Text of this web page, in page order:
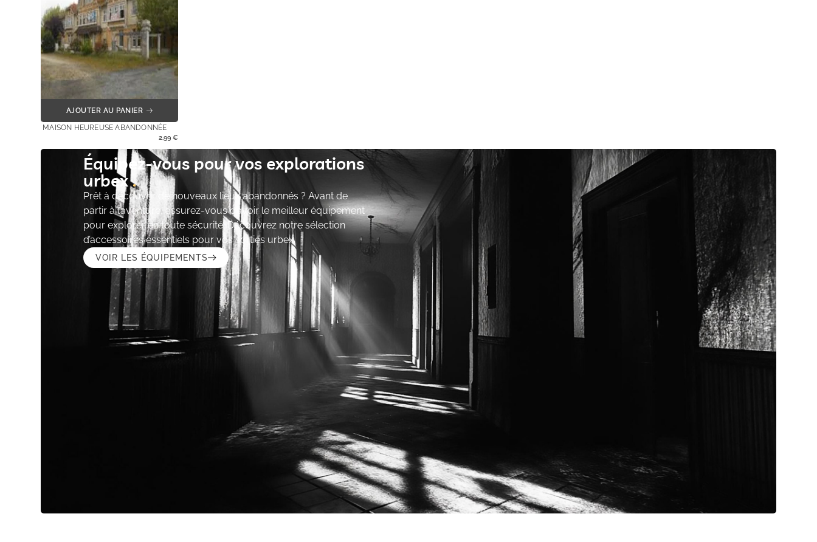
AJOUTER AU PANIER
MAISON HEUREUSE ABANDONNÉE
2,99€
Équipez-vous pour vos explorations
urbex
Prêt à découvrir de nouveaux lieux abandonnés ? Avant de
partir à l’aventure, assurez-vous d’avoir le meilleur équipement
pour explorer en toute sécurité. Découvrez notre sélection
d’accessoires essentiels pour vos sorties urbex.
VOIR LES ÉQUIPEMENTS